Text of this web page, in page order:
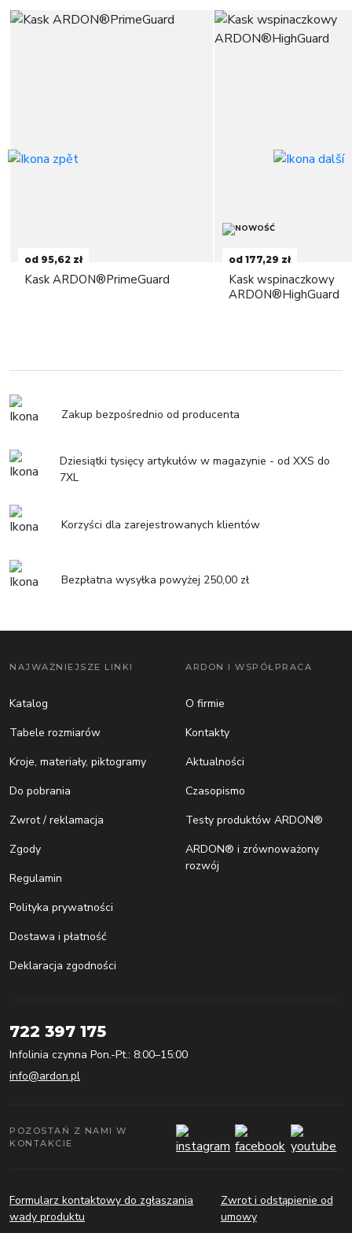
od 95,62 zł
Kask ARDON®PrimeGuard
od 177,29 zł
Kask wspinaczkowy
ARDON®HighGuard
Zakup bezpośrednio od producenta
Dziesiątki tysięcy artykułów w magazynie - od XXS do
7XL
Korzyści dla zarejestrowanych klientów
Bezpłatna wysyłka powyżej 250,00 zł
NAJWAŻNIEJSZE LINKI
Katalog
Tabele rozmiarów
Kroje, materiały, piktogramy
Do pobrania
Zwrot / reklamacja
Zgody
Regulamin
Polityka prywatności
Dostawa i płatność
Deklaracja zgodności
ARDON I WSPÓŁPRACA
O firmie
Kontakty
Aktualności
Czasopismo
Testy produktów ARDON®
ARDON® i zrównoważony
rozwój
722 397 175
Infolinia czynna Pon.-Pt.: 8:00–15:00
info@ardon.pl
POZOSTAŃ Z NAMI W
KONTAKCIE
Formularz kontaktowy do zgłaszania
wady produktu
Zwrot i odstąpienie od
umowy